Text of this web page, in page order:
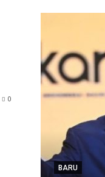
0
BARU